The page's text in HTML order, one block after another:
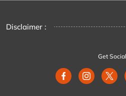
Disclaimer :
Get Social